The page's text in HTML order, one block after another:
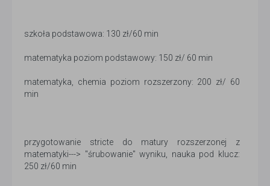
szkoła podstawowa: 130 zł/60 min
matematyka poziom podstawowy: 150 zł/ 60 min
matematyka, chemia poziom rozszerzony: 200 zł/ 60
min
przygotowanie stricte do matury rozszerzonej z
matematyki---> "śrubowanie" wyniku, nauka pod klucz:
250 zł/60 min